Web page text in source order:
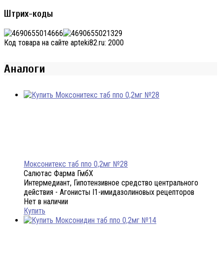
Штрих-коды
Код товара на сайте apteki82.ru: 2000
Аналоги
Моксонитекс таб ппо 0,2мг №28
Салютас Фарма ГмбХ
Интермедиант, Гипотензивное средство центрального
действия - Агонисты I1-имидазолиновых рецепторов
Нет в наличии
Купить